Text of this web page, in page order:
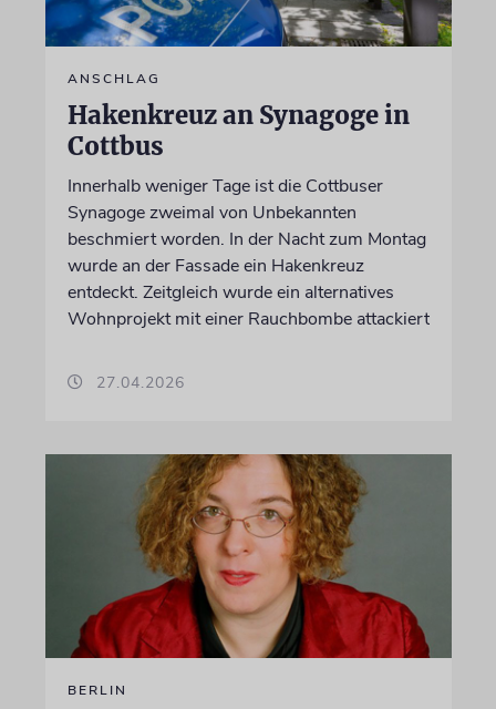
ANSCHLAG
Hakenkreuz an Synagoge in
Cottbus
Innerhalb weniger Tage ist die Cottbuser
Synagoge zweimal von Unbekannten
beschmiert worden. In der Nacht zum Montag
wurde an der Fassade ein Hakenkreuz
entdeckt. Zeitgleich wurde ein alternatives
Wohnprojekt mit einer Rauchbombe attackiert
27.04.2026
BERLIN